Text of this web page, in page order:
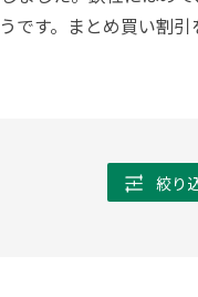
です。まとめ買い割
絞り